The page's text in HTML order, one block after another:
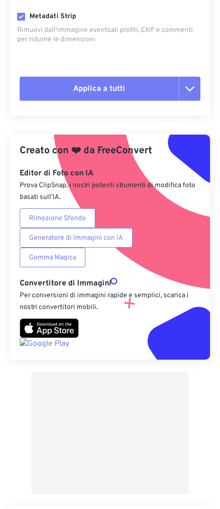
Metadati Strip
Rimuovi dall'immagine eventuali profili, EXIF ​​e commenti
per ridurne le dimensioni
Applica a tutti
Applica da preimpostazione
Salva come predefinito
Creato con ❤️ da FreeConvert
Editor di Foto con IA
Prova ClipSnap, i nostri potenti strumenti di modifica foto
basati sull’IA.
Rimozione Sfondo
Generatore di Immagini con IA
Gomma Magica
Convertitore di Immagini
Per conversioni di immagini rapide e semplici, scarica i
nostri convertitori mobili.